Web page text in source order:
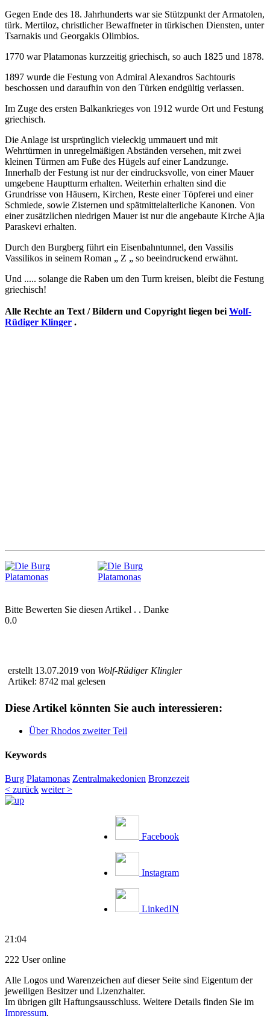
Gegen Ende des 18. Jahrhunderts war sie Stützpunkt der Armatolen,
türk. Mertiloz, christlicher Bewaffneter in türkischen Diensten, unter
Tsarnakis und Georgakis Olimbios.
1770 war Platamonas kurzzeitig griechisch, so auch 1825 und 1878.
1897 wurde die Festung von Admiral Alexandros Sachtouris
beschossen und daraufhin von den Türken endgültig verlassen.
Im Zuge des ersten Balkankrieges von 1912 wurde Ort und Festung
griechisch.
Die Anlage ist ursprünglich vieleckig ummauert und mit
Wehrtürmen in unregelmäßigen Abständen versehen, mit zwei
kleinen Türmen am Fuße des Hügels auf einer Landzunge.
Innerhalb der Festung ist nur der eindrucksvolle, von einer Mauer
umgebene Hauptturm erhalten. Weiterhin erhalten sind die
Grundrisse von Häusern, Kirchen, Reste einer Töpferei und einer
Schmiede, sowie Zisternen und spätmittelalterliche Kanonen. Von
einer zusätzlichen niedrigen Mauer ist nur die angebaute Kirche Ajia
Paraskevi erhalten.
Durch den Burgberg führt ein Eisenbahntunnel, den Vassilis
Vassilikos in seinem Roman „ Z „ so beeindruckend erwähnt.
Und ..... solange die Raben um den Turm kreisen, bleibt die Festung
griechisch!
Alle Rechte an Text / Bildern und Copyright liegen bei Wolf-
Rüdiger Klinger .
Bitte Bewerten Sie diesen Artikel . . Danke
0.0
erstellt 13.07.2019 von Wolf-Rüdiger Klingler‎
Artikel: 8742 mal gelesen
Diese Artikel könnten Sie auch interessieren:
Über Rhodos zweiter Teil
Keywords
Burg Platamonas Zentralmakedonien Bronzezeit
< zurück weiter >
Facebook
Instagram
LinkedIN
21:04
222 User online
Alle Logos und Warenzeichen auf dieser Seite sind Eigentum der
jeweiligen Besitzer und Lizenzhalter.
Im übrigen gilt Haftungsausschluss. Weitere Details finden Sie im
Impressum.